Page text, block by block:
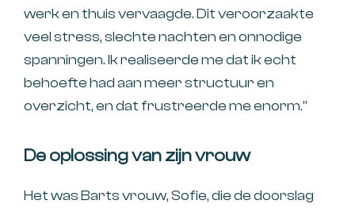
werk en thuis vervaagde. Dit veroorzaakte
veel stress, slechte nachten en onnodige
spanningen. Ik realiseerde me dat ik echt
behoefte had aan meer structuur en
overzicht, en dat frustreerde me enorm.”
De oplossing van zijn vrouw
Het was Barts vrouw, Sofie, die de doorslag